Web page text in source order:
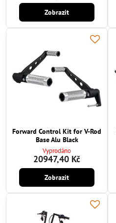
Zobrazit
Forward Control Kit for V-Rod
Base Alu Black
Vyprodáno
20947,40 Kč
Zobrazit